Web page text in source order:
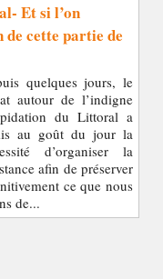
Et si l’on
cette partie de
quelques jours, le
autour de l’indigne
du Littoral a
au goût du jour la
d’organiser la
afin de préserver
ce que nous
de...